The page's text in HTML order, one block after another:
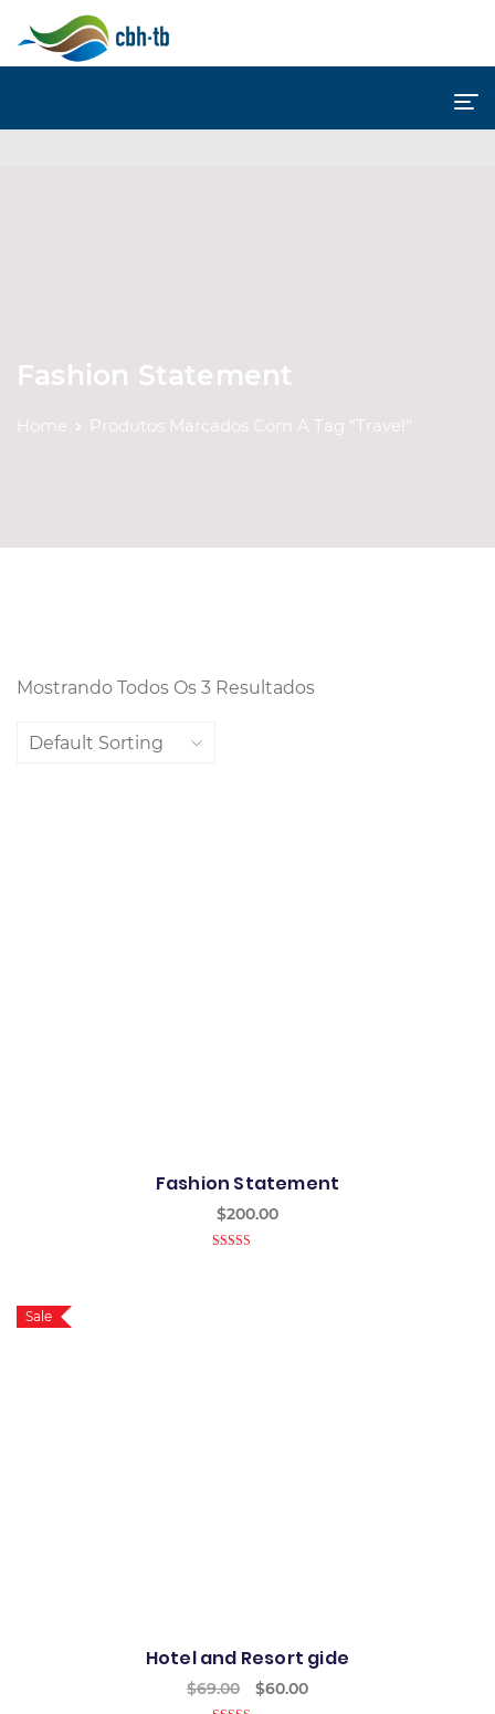
Fashion Statement
Home Produtos Marcados Com A Tag “Travel”
Mostrando Todos Os 3 Resultados
Default Sorting
Fashion Statement
$200.00
Sale
Hotel and Resort gide
$69.00 $60.00